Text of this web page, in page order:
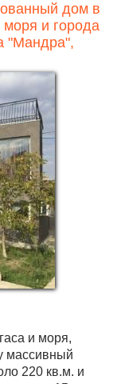
дом в
моря и города
"Мандра",
и моря,
220 кв.м. и